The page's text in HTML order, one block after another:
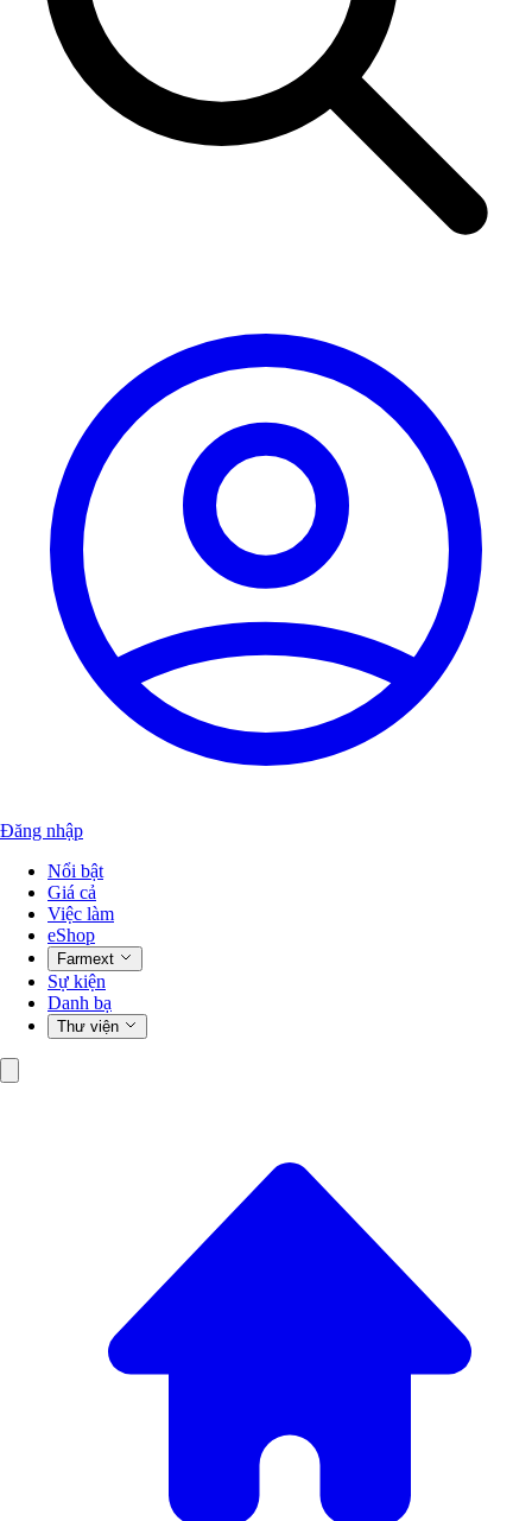
Đăng nhập
Nổi bật
Giá cả
Việc làm
eShop
Farmext
Sự kiện
Danh bạ
Thư viện